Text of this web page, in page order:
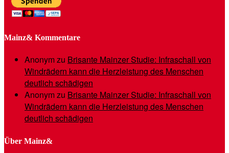
Mainz& Kommentare
Anonymzu Brisante Mainzer Studie: Infraschall von
Windrädern kann die Herzleistung des Menschen
deutlich schädigen
Anonymzu Brisante Mainzer Studie: Infraschall von
Windrädern kann die Herzleistung des Menschen
deutlich schädigen
Über Mainz&